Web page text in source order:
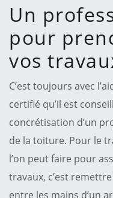
Un
pour
vos
C’est toujours avec
certifié qu’il est
concrétisation d’un
de la toiture. Pour le
l’on peut faire pour
travaux, c’est
entre les mains d’un